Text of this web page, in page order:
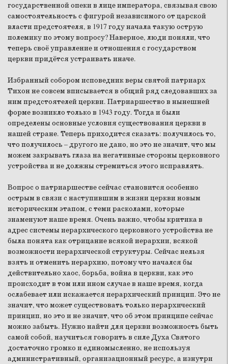
государственной опеки в лице императора, связывая свою
самостоятельность с фигурой независимого от царской
власти предстоятеля, в 1917 году начала такую острую
полемику по этому вопросу? Наверное, люди поняли, что
теперь своё управление и отношения с государством
церкви придётся устраивать иначе.
Избранный собором исповедник веры святой патриарх
Тихон не совсем вписывается в общий ряд следовавших за
ним предстоятелей церкви. Патриаршество в нынешней
форме возникло только в 1943 году. Тогда и были
определены основные условия существования церкви в
нашей стране. Теперь приходится сказать: получилось то,
что получилось – другого не дано, но это не значит, что мы
можем закрывать глаза на негативные стороны церковного
устройства и не должны стремиться этого исправлять.
Вопрос о патриаршестве сейчас становится особенно
острым в связи с наступившим в жизни церкви новым
историческим этапом, с теми расколами, которые
знаменуют наше время. Очень важно, чтобы критика в
адрес системы иерархического церковного устройства не
была понята как отрицание всякой иерархии, всякой
возможности иерархической структуры. Сейчас нельзя
взять и отменить иерархию, потому что начался бы
действительно хаос, борьба, война в церкви, как это
происходит в том или ином случае в наше время, когда
ослабевает или искажается иерархический принцип. Это не
значит, что может существовать только иерархический
принцип, но это и не значит, что об этом принципе сейчас
можно забыть. Нужно найти для церкви возможность быть
самой собой, научиться говорить в силе Духа Святого
достаточно громко и единомысленно, не используя
административный, организационный ресурс, а изнутри